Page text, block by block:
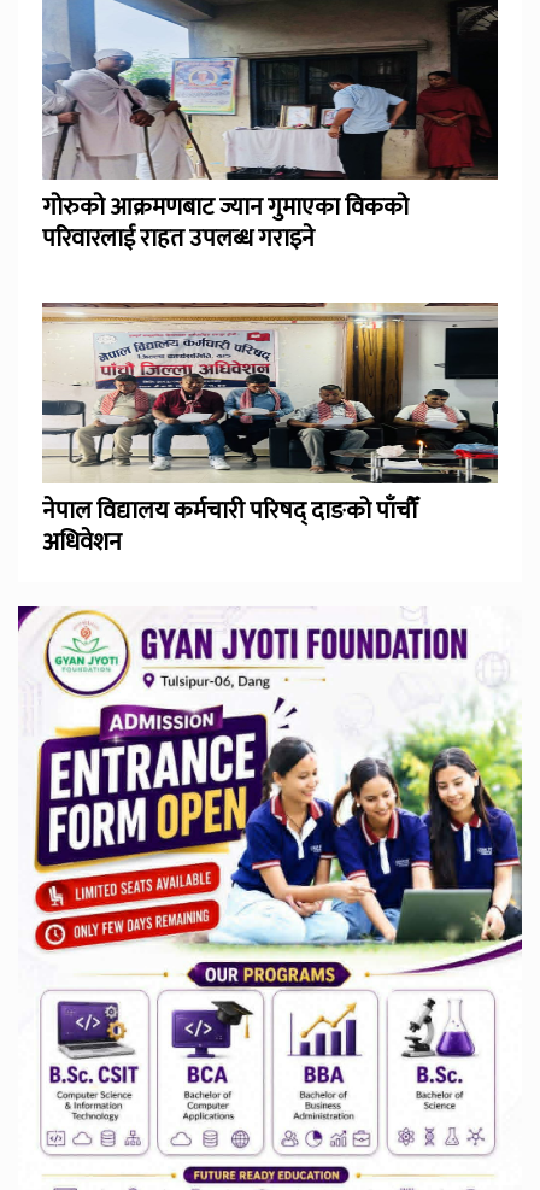
गोरुको आक्रमणबाट ज्यान गुमाएका विकको
परिवारलाई राहत उपलब्ध गराइने
नेपाल विद्यालय कर्मचारी परिषद् दाङको पाँचौँ
अधिवेशन